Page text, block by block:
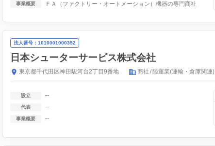
事業概要 ＦＡ（ファクトリー・オートメーション）機器の専門商社
法人番号：1010001000352
日本シューターサービス株式会社
東京都千代田区神田駿河台2丁目9番地 商社 陸運業(運輸・倉庫関連)
設立 --
代表 --
事業概要 --